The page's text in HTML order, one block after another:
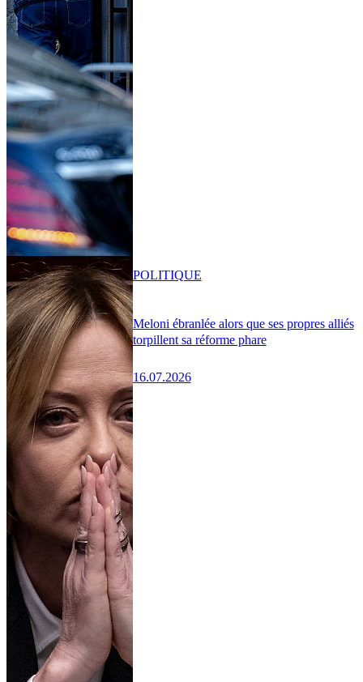
Meloni ébranlée alors que ses propres alliés
torpillent sa réforme phare
16.07.2026
POLITIQUE